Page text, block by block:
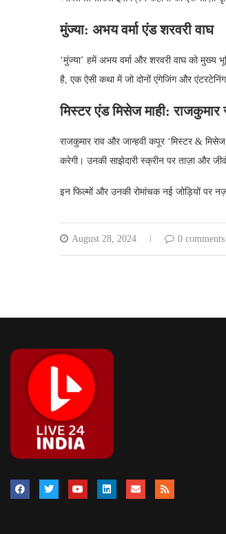
मुंज्या: अभय वर्मा एंड शरवरी वाघ
‘मुंज्या’ हमें अभय वर्मा और शरवरी वाघ को मुख्य
है, एक ऐसी कथा में जो दोनों एंगेजिंग और एंटरटेनिंग
मिस्टर एंड मिसेज माही:
राजकुमार राव और जान्हवी कपूर ‘मिस्टर &
करेगी। उनकी साझेदारी स्क्रीन पर ताज़ा और
इन फिल्मों और उनकी रोमांचक नई जोड़ियों पर
August 28, 2024 0 comments